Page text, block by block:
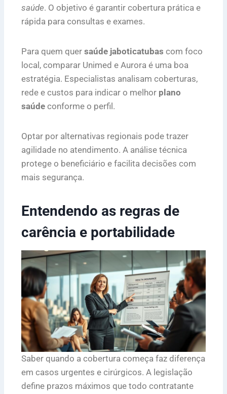
saúde. O objetivo é garantir cobertura prática e
rápida para consultas e exames.
Para quem quer saúde jaboticatubas com foco
local, comparar Unimed e Aurora é uma boa
estratégia. Especialistas analisam coberturas,
rede e custos para indicar o melhor plano
saúde conforme o perfil.
Optar por alternativas regionais pode trazer
agilidade no atendimento. A análise técnica
protege o beneficiário e facilita decisões com
mais segurança.
Entendendo as regras de
carência e portabilidade
Saber quando a cobertura começa faz diferença
em casos urgentes e cirúrgicos. A legislação
define prazos máximos que todo contratante